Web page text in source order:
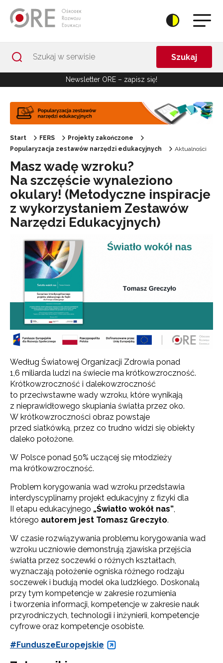
Szukaj
Newsletter ORE – zapisz się!
Start FERS
Projekty zakończone
Popularyzacja zestawów narzędzi edukacyjnych
Aktualności
Masz wadę wzroku?
Na szczęście wynaleziono
okulary! (Metodyczne inspiracje
z wykorzystaniem Zestawów
Narzędzi Edukacyjnych)
Według Światowej Organizacji Zdrowia ponad
1,6 miliarda ludzi na świecie ma krótkowzroczność.
Krótkowzroczność i dalekowzroczność
to przeciwstawne wady wzroku, które wynikają
z nieprawidłowego skupiania światła przez oko.
W krótkowzroczności obraz powstaje
przed siatkówką, przez co trudno widzi się obiekty
daleko położone.
W Polsce ponad 50% uczącej się młodzieży
ma krótkowzroczność.
Problem korygowania wad wzroku przedstawia
interdyscyplinarny projekt edukacyjny z fizyki dla
II etapu edukacyjnego „Światło wokół nas”,
którego autorem jest Tomasz Greczyło.
W czasie rozwiązywania problemu korygowania wad
wzroku uczniowie demonstrują zjawiska przejścia
światła przez soczewki o różnych kształtach,
wyznaczają położenie ogniska różnego rodzaju
soczewek i budują model oka ludzkiego. Doskonalą
przy tym kompetencje w zakresie rozumienia
i tworzenia informacji, kompetencje w zakresie nauk
przyrodniczych, technologii i inżynierii, kompetencje
cyfrowe oraz kompetencje osobiste.
#FunduszeEuropejskie